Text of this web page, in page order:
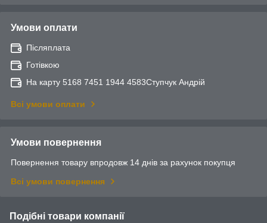
Умови оплати
Післяплата
Готівкою
На карту 5168 7451 1944 4583Ступчук Андрій
Всі умови оплати
Умови повернення
Повернення товару впродовж 14 днів за рахунок покупця
Всі умови повернення
Подібні товари компанії